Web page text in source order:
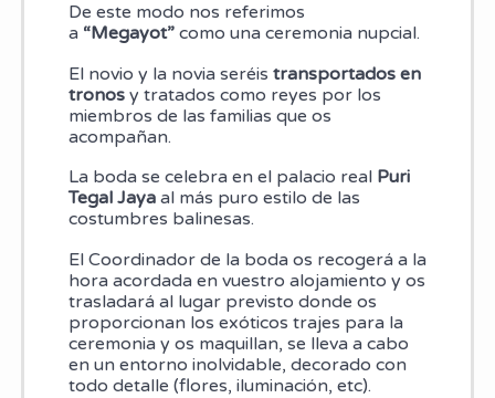
De este modo nos referimos
a “Megayot”como una ceremonia nupcial.
El novio y la novia seréis transportados en
tronosy tratados como reyes por los
miembros de las familias que os
acompañan.
La boda se celebra en el palacio real Puri
Tegal Jaya al más puro estilo de las
costumbres balinesas.
El Coordinador de la boda os recogerá a la
hora acordada en vuestro alojamiento y os
trasladará al lugar previsto donde os
proporcionan los exóticos trajes para la
ceremonia y os maquillan, se lleva a cabo
en un entorno inolvidable, decorado con
todo detalle (flores, iluminación, etc).